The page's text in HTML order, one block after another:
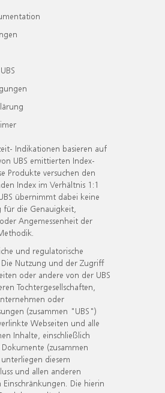
Indikationen basieren auf
UBS emittierten Index-
Produkte versuchen den
Index im Verhältnis 1:1
übernimmt dabei keine
für die Genauigkeit,
Angemessenheit der
und regulatorische
Nutzung und der Zugriff
oder andere von der UBS
Tochtergesellschaften,
oder
(zusammen "UBS")
Webseiten und alle
Inhalte, einschließlich
(zusammen
diesem
und allen anderen
Die hierin